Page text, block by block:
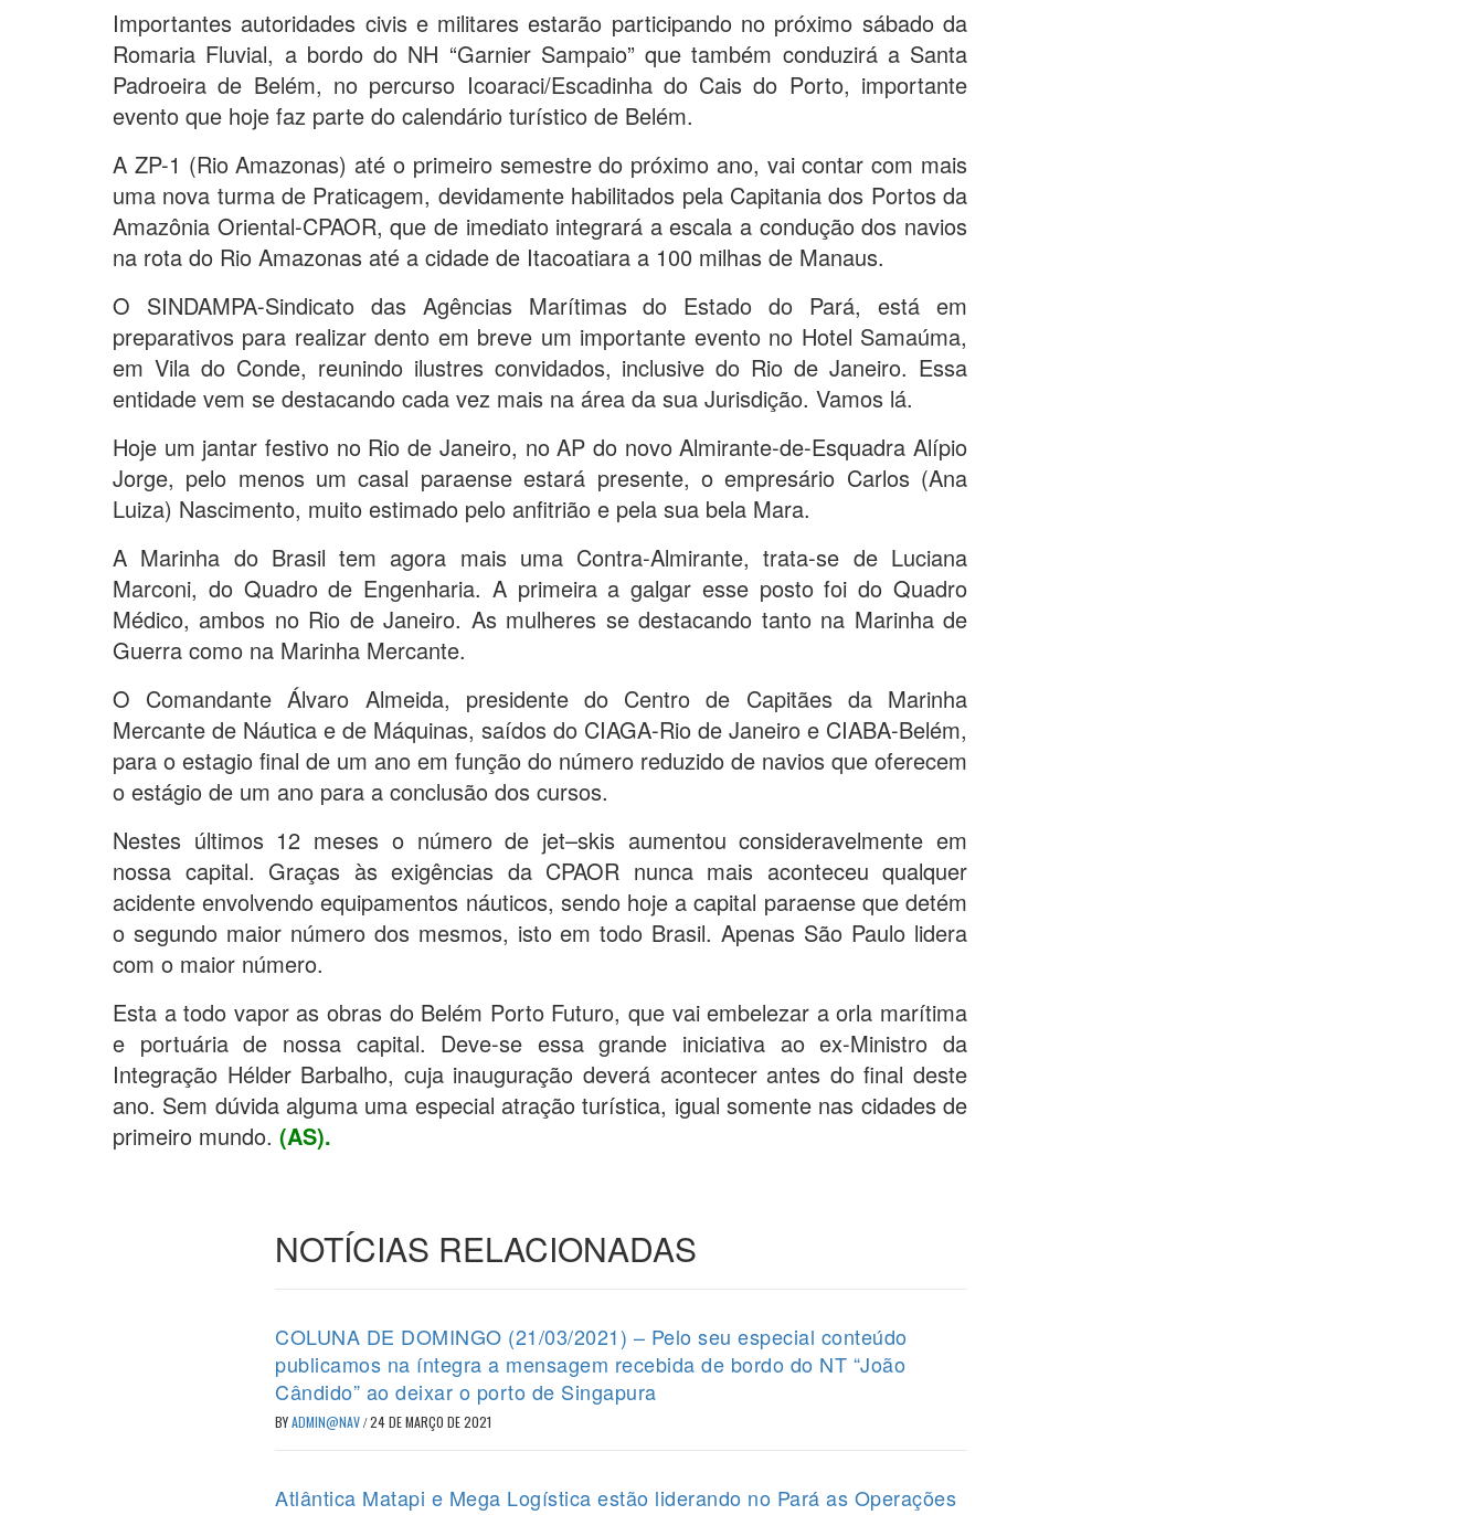
Importantes autoridades civis e militares estarão participando no próximo sábado da
Romaria Fluvial, a bordo do NH “Garnier Sampaio” que também conduzirá a Santa
Padroeira de Belém, no percurso Icoaraci/Escadinha do Cais do Porto, importante
evento que hoje faz parte do calendário turístico de Belém.
A ZP-1 (Rio Amazonas) até o primeiro semestre do próximo ano, vai contar com mais
uma nova turma de Praticagem, devidamente habilitados pela Capitania dos Portos da
Amazônia Oriental-CPAOR, que de imediato integrará a escala a condução dos navios
na rota do Rio Amazonas até a cidade de Itacoatiara a 100 milhas de Manaus.
O SINDAMPA-Sindicato das Agências Marítimas do Estado do Pará, está em
preparativos para realizar dento em breve um importante evento no Hotel Samaúma,
em Vila do Conde, reunindo ilustres convidados, inclusive do Rio de Janeiro. Essa
entidade vem se destacando cada vez mais na área da sua Jurisdição. Vamos lá.
Hoje um jantar festivo no Rio de Janeiro, no AP do novo Almirante-de-Esquadra Alípio
Jorge, pelo menos um casal paraense estará presente, o empresário Carlos (Ana
Luiza) Nascimento, muito estimado pelo anfitrião e pela sua bela Mara.
A Marinha do Brasil tem agora mais uma Contra-Almirante, trata-se de Luciana
Marconi, do Quadro de Engenharia. A primeira a galgar esse posto foi do Quadro
Médico, ambos no Rio de Janeiro. As mulheres se destacando tanto na Marinha de
Guerra como na Marinha Mercante.
O Comandante Álvaro Almeida, presidente do Centro de Capitães da Marinha
Mercante de Náutica e de Máquinas, saídos do CIAGA-Rio de Janeiro e CIABA-Belém,
para o estagio final de um ano em função do número reduzido de navios que oferecem
o estágio de um ano para a conclusão dos cursos.
Nestes últimos 12 meses o número de jet–skis aumentou consideravelmente em
nossa capital. Graças às exigências da CPAOR nunca mais aconteceu qualquer
acidente envolvendo equipamentos náuticos, sendo hoje a capital paraense que detém
o segundo maior número dos mesmos, isto em todo Brasil. Apenas São Paulo lidera
com o maior número.
Esta a todo vapor as obras do Belém Porto Futuro, que vai embelezar a orla marítima
e portuária de nossa capital. Deve-se essa grande iniciativa ao ex-Ministro da
Integração Hélder Barbalho, cuja inauguração deverá acontecer antes do final deste
ano. Sem dúvida alguma uma especial atração turística, igual somente nas cidades de
primeiro mundo. (AS).
NOTÍCIAS RELACIONADAS
COLUNA DE DOMINGO (21/03/2021) – Pelo seu especial conteúdo
publicamos na íntegra a mensagem recebida de bordo do NT “João
Cândido” ao deixar o porto de Singapura
BYADMIN@NAV/24 DE MARÇO DE 2021
Atlântica Matapi e Mega Logística estão liderando no Pará as Operações